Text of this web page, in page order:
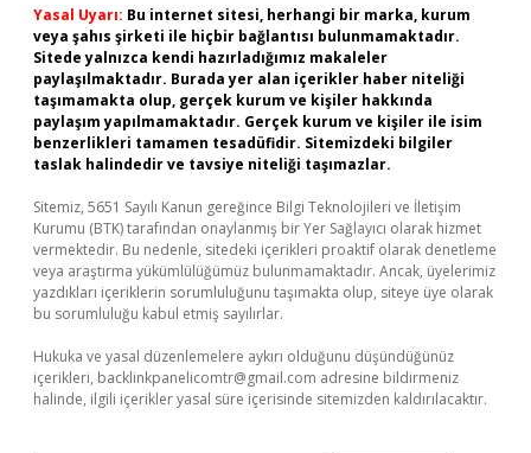
Yasal Uyarı: Bu internet sitesi, herhangi bir marka, kurum
veya şahıs şirketi ile hiçbir bağlantısı bulunmamaktadır.
Sitede yalnızca kendi hazırladığımız makaleler
paylaşılmaktadır. Burada yer alan içerikler haber niteliği
taşımamakta olup, gerçek kurum ve kişiler hakkında
paylaşım yapılmamaktadır. Gerçek kurum ve kişiler ile isim
benzerlikleri tamamen tesadüfidir. Sitemizdeki bilgiler
taslak halindedir ve tavsiye niteliği taşımazlar.
Sitemiz, 5651 Sayılı Kanun gereğince Bilgi Teknolojileri ve İletişim
Kurumu (BTK) tarafından onaylanmış bir Yer Sağlayıcı olarak hizmet
vermektedir. Bu nedenle, sitedeki içerikleri proaktif olarak denetleme
veya araştırma yükümlülüğümüz bulunmamaktadır. Ancak, üyelerimiz
yazdıkları içeriklerin sorumluluğunu taşımakta olup, siteye üye olarak
bu sorumluluğu kabul etmiş sayılırlar.
Hukuka ve yasal düzenlemelere aykırı olduğunu düşündüğünüz
içerikleri, backlinkpanelicomtr@gmail.com adresine bildirmeniz
halinde, ilgili içerikler yasal süre içerisinde sitemizden kaldırılacaktır.